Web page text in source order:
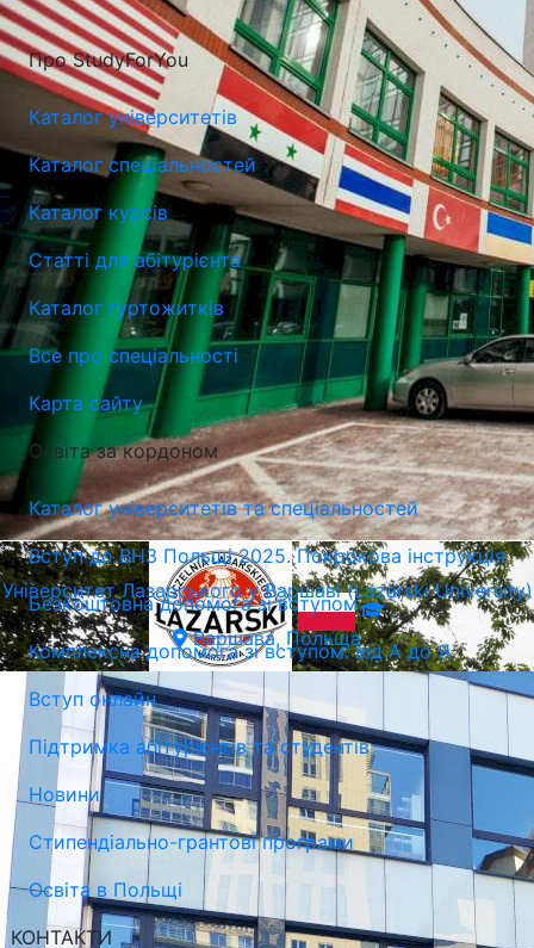
Університет ім. Комісії Національної Освіти в Кракові
(UKEN)
Краків, Польща
Університет Лазарського у Варшаві (Lazarski University)
Варшава, Польща
Про StudyForYou
Каталог університетів
Каталог спеціальностей
Каталог курсів
Статті для абітурієнта
Каталог гуртожитків
Все про спеціальності
Карта сайту
Освіта за кордоном
Каталог університетів та спеціальностей
Вступ до ВНЗ Польщі 2025. Покрокова інструкція
Безкоштовна допомога зі вступом
Комплексна допомога зі вступом: від А до Я
Вступ онлайн
Підтримка абітурієнтів та студентів
Новини
Стипендіально-грантові програми
Освіта в Польщі
КОНТАКТИ